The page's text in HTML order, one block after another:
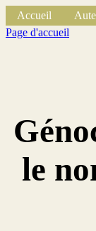
Accueil
Page d'accueil
le